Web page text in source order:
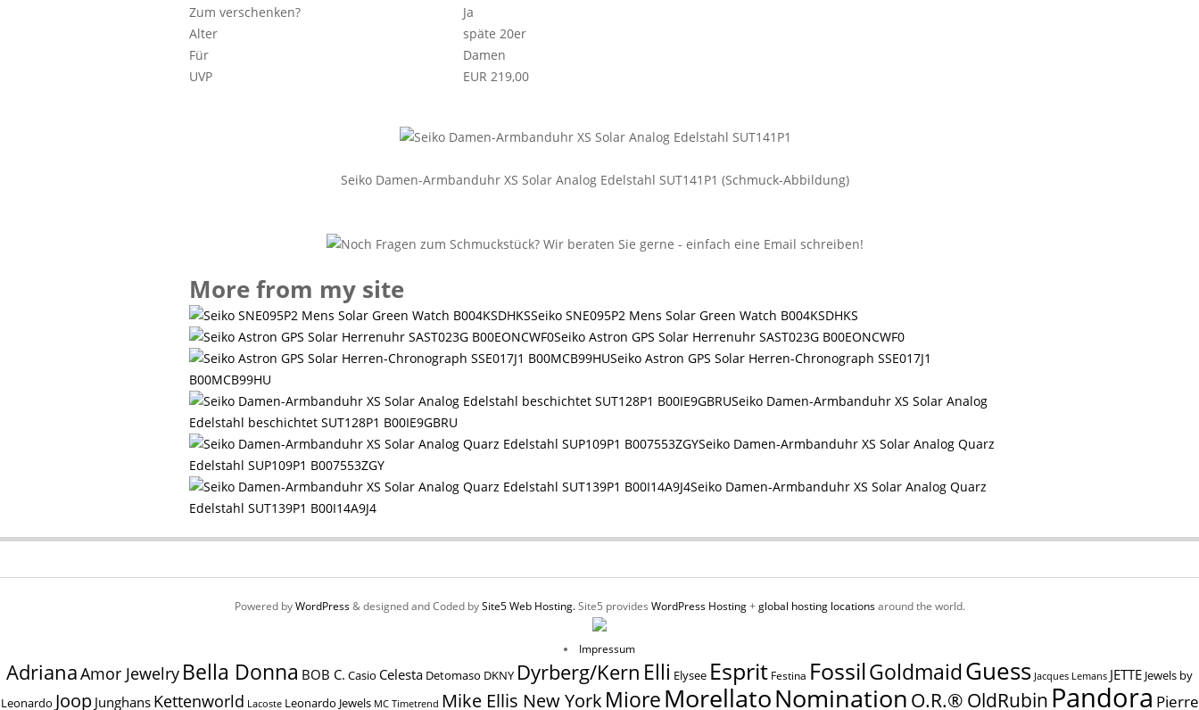
Zum verschenken?
Ja
Alter
späte 20er
Für
Damen
UVP
EUR 219,00
Seiko Damen-Armbanduhr XS Solar Analog Edelstahl SUT141P1 (Schmuck-Abbildung)
More from my site
Seiko SNE095P2 Mens Solar Green Watch B004KSDHKS
Seiko Astron GPS Solar Herrenuhr SAST023G B00EONCWF0
Seiko Astron GPS Solar Herren-Chronograph SSE017J1
B00MCB99HU
Seiko Damen-Armbanduhr XS Solar Analog
Edelstahl beschichtet SUT128P1 B00IE9GBRU
Seiko Damen-Armbanduhr XS Solar Analog Quarz
Edelstahl SUP109P1 B007553ZGY
Seiko Damen-Armbanduhr XS Solar Analog Quarz
Edelstahl SUT139P1 B00I14A9J4
Powered byWordPress& designed and Coded bySite5 Web Hosting.Site5 provides WordPress Hosting+global hosting locationsaround the world.
Impressum
AdrianaAmor Jewelry Bella Donna BOB C. Casio Celesta Detomaso DKNY Dyrberg/Kern Elli Elysee Esprit Festina FossilGoldmaidGuess Jacques Lemans JETTE Jewels by
Leonardo Joop Junghans Kettenworld Lacoste Leonardo Jewels MC Timetrend Mike Ellis New York MioreMorellatoNomination O.R.® OldRubin Pandora Pierre